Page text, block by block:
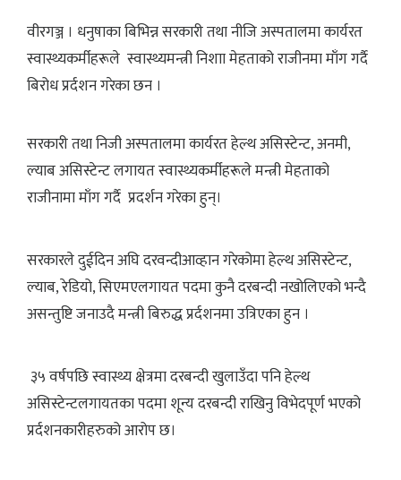
वीरगञ्ज । धनुषाका बिभिन्न सरकारी तथा नीजि अस्पतालमा कार्यरत
स्वास्थ्यकर्मीहरूले स्वास्थ्यमन्त्री निशाा मेहताको राजीनमा माँग गर्दै
बिरोध प्रर्दशन गरेका छन ।
सरकारी तथा निजी अस्पतालमा कार्यरत हेल्थ असिस्टेन्ट, अनमी,
ल्याब असिस्टेन्ट लगायत स्वास्थ्यकर्मीहरूले मन्त्री मेहताको
राजीनामा माँग गर्दै प्रदर्शन गरेका हुन्।
सरकारले दुईदिन अघि दरवन्दीआव्हान गरेकोमा हेल्थ असिस्टेन्ट,
ल्याब, रेडियो, सिएमएलगायत पदमा कुनै दरबन्दी नखोलिएको भन्दै
असन्तुष्टि जनाउदै मन्त्री बिरुद्ध प्रर्दशनमा उत्रिएका हुन ।
३५ वर्षपछि स्वास्थ्य क्षेत्रमा दरबन्दी खुलाउँदा पनि हेल्थ
असिस्टेन्टलगायतका पदमा शून्य दरबन्दी राखिनु विभेदपूर्ण भएको
प्रर्दशनकारीहरुको आरोप छ।